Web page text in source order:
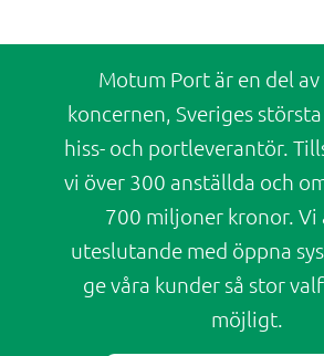
Motum Port är en del
koncernen, Sveriges
hiss- och portleverantör.
vi över 300 anställda och
700 miljoner kronor. Vi
uteslutande med öppna
ge våra kunder så stor
möjligt.